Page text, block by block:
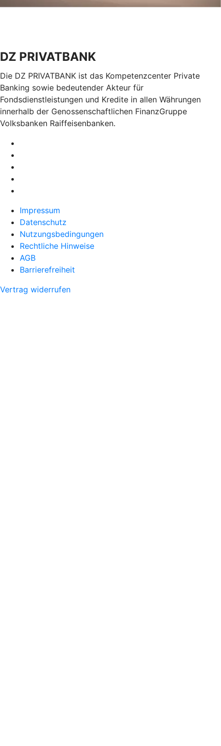
DZ PRIVATBANK
Die DZ PRIVATBANK ist das Kompetenzcenter Private
Banking sowie bedeutender Akteur für
Fondsdienstleistungen und Kredite in allen Währungen
innerhalb der Genossenschaftlichen FinanzGruppe
Volksbanken Raiffeisenbanken.
Impressum
Datenschutz
Nutzungsbedingungen
Rechtliche Hinweise
AGB
Barrierefreiheit
Vertrag widerrufen